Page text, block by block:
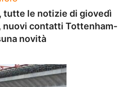
tutte le notizie di giovedì
nuovi contatti Tottenham-
novità